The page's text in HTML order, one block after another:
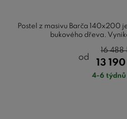
Postel z masivu Barča 140x200
bukového dřeva.
od
13 190
16 488
4-6 týdnů